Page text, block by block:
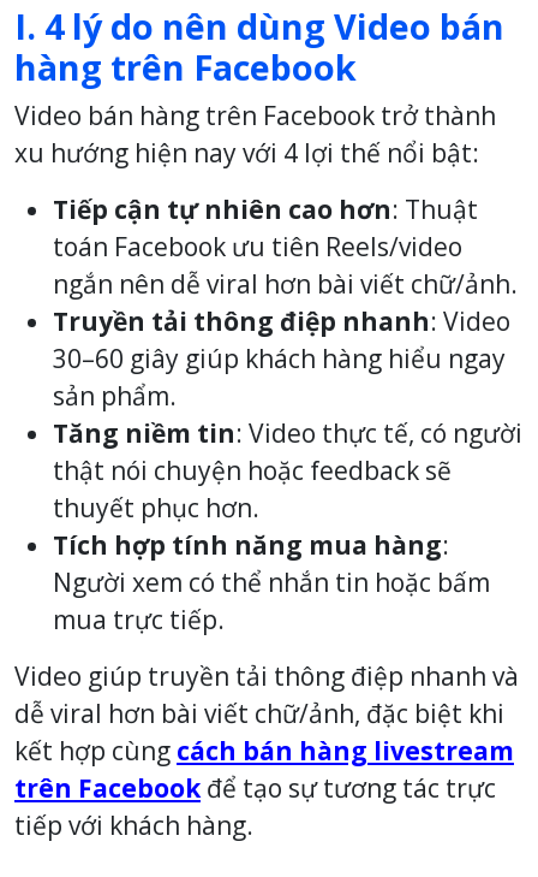
I. 4 lý do nên dùng Video bán
hàng trên Facebook
Video bán hàng trên Facebook trở thành
xu hướng hiện nay với 4 lợi thế nổi bật:
Tiếp cận tự nhiên cao hơn: Thuật
toán Facebook ưu tiên Reels/video
ngắn nên dễ viral hơn bài viết chữ/ảnh.
Truyền tải thông điệp nhanh: Video
30–60 giây giúp khách hàng hiểu ngay
sản phẩm.
Tăng niềm tin: Video thực tế, có người
thật nói chuyện hoặc feedback sẽ
thuyết phục hơn.
Tích hợp tính năng mua hàng:
Người xem có thể nhắn tin hoặc bấm
mua trực tiếp.
Video giúp truyền tải thông điệp nhanh và
dễ viral hơn bài viết chữ/ảnh, đặc biệt khi
kết hợp cùng cách bán hàng livestream
trên Facebookđể tạo sự tương tác trực
tiếp với khách hàng.